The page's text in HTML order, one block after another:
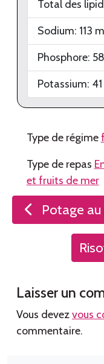
Total des
Sodium: 113
Phosphore: 58
Potassium: 41
Type de régime
Type de repas
et fruits de mer
Navigation
de
Potage
Laisser un
Vous devezvous
commentaire.